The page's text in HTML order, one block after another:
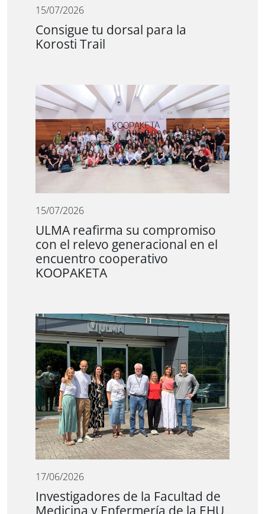
15/07/2026
Consigue tu dorsal para la
Korosti Trail
15/07/2026
ULMA reafirma su compromiso
con el relevo generacional en el
encuentro cooperativo
KOOPAKETA
17/06/2026
Investigadores de la Facultad de
Medicina y Enfermería de la EHU